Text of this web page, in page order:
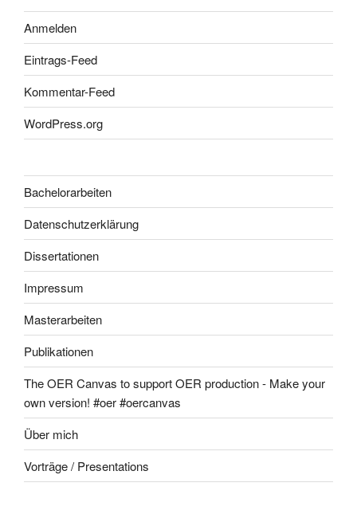
Anmelden
Eintrags-Feed
Kommentar-Feed
WordPress.org
Bachelorarbeiten
Datenschutzerklärung
Dissertationen
Impressum
Masterarbeiten
Publikationen
The OER Canvas to support OER production - Make your
own version! #oer #oercanvas
Über mich
Vorträge / Presentations